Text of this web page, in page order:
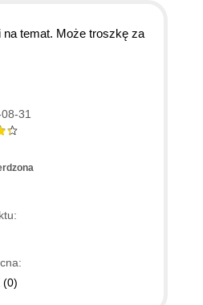
na temat. Może troszkę za
31
(0)